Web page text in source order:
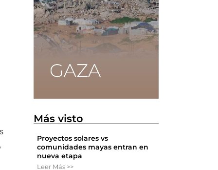
Más visto
Proyectos solares vs
comunidades mayas entran en
nueva etapa
Leer Más >>